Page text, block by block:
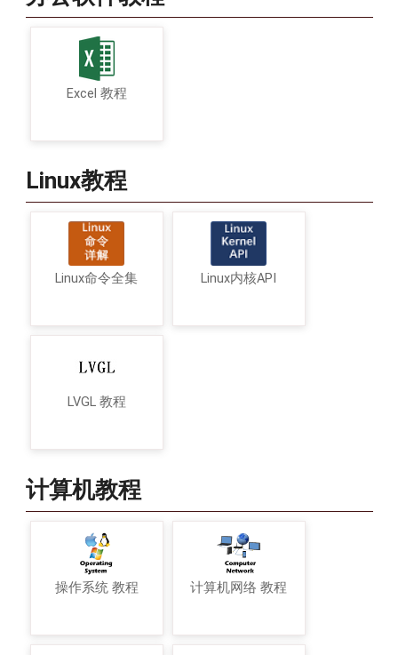
Excel 教程
Linux教程
Linux命令全集 Linux内核API
LVGL 教程
计算机教程
操作系统 教程 计算机网络 教程